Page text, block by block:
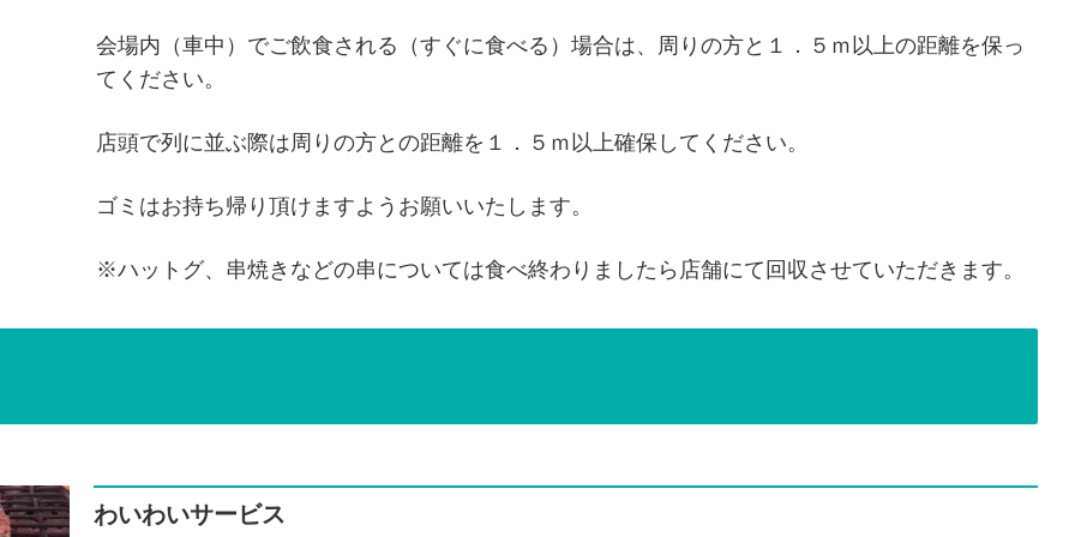
会場内（車中）でご飲食される（すぐに食べる）場合は、周りの方と１．５ｍ以上の距離を保っ
てください。
店頭で列に並ぶ際は周りの方との距離を１．５ｍ以上確保してください。
ゴミはお持ち帰り頂けますようお願いいたします。
※ハットグ、串焼きなどの串については食べ終わりましたら店舗にて回収させていただきます。
わいわいサービス